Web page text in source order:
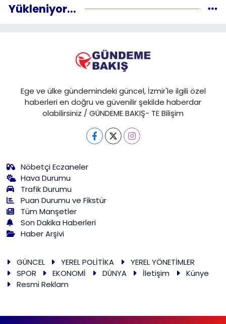
Yükleniyor...
Ege ve ülke gündemindeki güncel, İzmir'le ilgili özel
haberleri en doğru ve güvenilir şekilde haberdar
olabilirsiniz / GÜNDEME BAKIŞ- TE Bilişim
Nöbetçi Eczaneler
Hava Durumu
Trafik Durumu
Puan Durumu ve Fikstür
Tüm Manşetler
Son Dakika Haberleri
Haber Arşivi
GÜNCEL YEREL POLİTİKA
YEREL YÖNETİMLER
SPOR
EKONOMİ DÜNYA İletişim
Künye
Resmi Reklam